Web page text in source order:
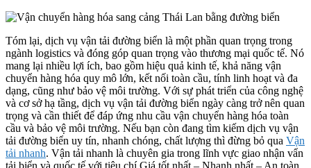
Tóm lại, dịch vụ vận tải đường biển là một phần quan trọng trong
ngành logistics và đóng góp quan trọng vào thương mại quốc tế. Nó
mang lại nhiều lợi ích, bao gồm hiệu quả kinh tế, khả năng vận
chuyển hàng hóa quy mô lớn, kết nối toàn cầu, tính linh hoạt và đa
dạng, cũng như bảo vệ môi trường. Với sự phát triển của công nghệ
và cơ sở hạ tầng, dịch vụ vận tải đường biển ngày càng trở nên quan
trọng và cần thiết để đáp ứng nhu cầu vận chuyển hàng hóa toàn
cầu và bảo vệ môi trường. Nếu bạn còn đang tìm kiếm dịch vụ vận
tải đường biển uy tín, nhanh chóng, chất lượng thì đừng bỏ qua Vận
tải nhanh. Vận tải nhanh là chuyên gia trong lĩnh vực giao nhận vẩn
tải biển và quốc tế với tiêu chí Giá tốt nhất – Nhanh nhất – An toàn